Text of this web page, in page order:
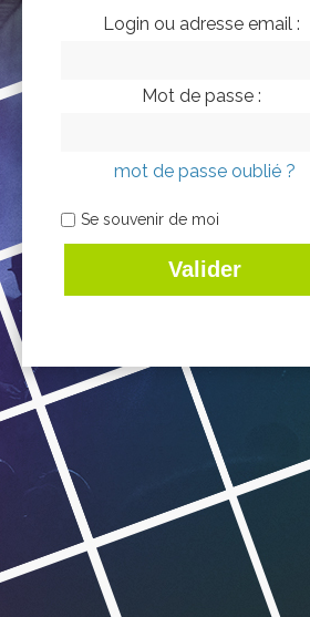
Login ou adresse email :
Mot de passe :
mot de passe oublié ?
Se souvenir de moi